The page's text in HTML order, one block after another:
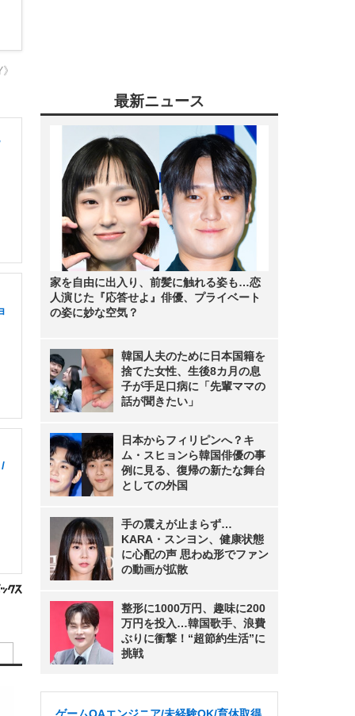
最新ニュース
家を自由に出入り、前髪に触れる姿も…恋
人演じた『応答せよ』俳優、プライベート
の姿に妙な空気？
韓国人夫のために日本国籍を
捨てた女性、生後8カ月の息
子が手足口病に「先輩ママの
話が聞きたい」
日本からフィリピンへ？キ
ム・スヒョンら韓国俳優の事
例に見る、復帰の新たな舞台
としての外国
手の震えが止まらず…
KARA・スンヨン、健康状態
に心配の声 思わぬ形でファン
の動画が拡散
整形に1000万円、趣味に200
万円を投入…韓国歌手、浪費
ぶりに衝撃！“超節約生活”に
挑戦